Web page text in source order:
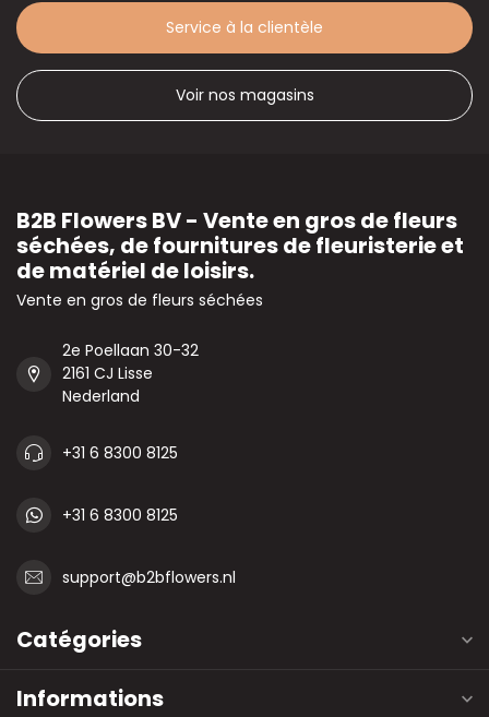
Service à la clientèle
Voir nos magasins
B2B Flowers BV - Vente en gros de fleurs
séchées, de fournitures de fleuristerie et
de matériel de loisirs.
Vente en gros de fleurs séchées
2e Poellaan 30-32
2161 CJ Lisse
Nederland
+31 6 8300 8125
+31 6 8300 8125
support@b2bflowers.nl
Catégories
Informations